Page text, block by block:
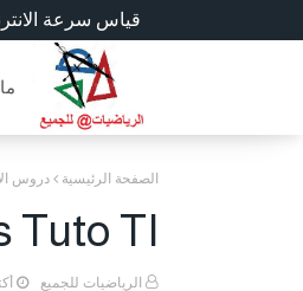
قياس سرعة
الصفحة الرئيسية دروس
Tuto TI
الرياضيات للجميع